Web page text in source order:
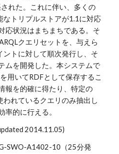
れた。これに伴い、多くの
なトリプルストアが1.1に対応
応状況はまちまちである。そ
クエリセットを、与えら
ントに対して順次発行し、そ
ムを開発した。本システムで
用いてRDFとして保存するこ
報を的確に得たり、特定の
われているクエリのみ抽出し
率的に行える。
2014.11.05)
SWO-A1402-10（25分発